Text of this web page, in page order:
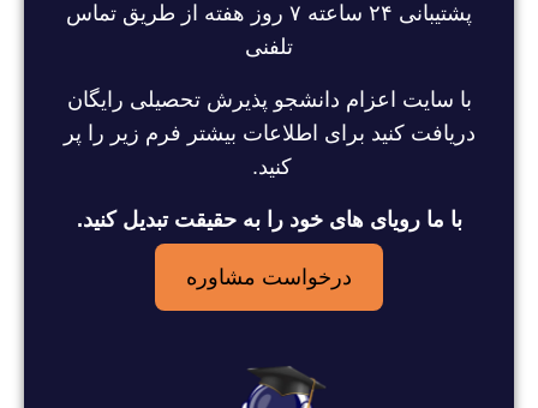
پشتیبانی ۲۴ ساعته ۷ روز هفته از طریق تماس
تلفنی
با سایت اعزام دانشجو پذیرش تحصیلی رایگان
دریافت کنید برای اطلاعات بیشتر فرم زیر را پر
کنید.
با ما رویای های خود را به حقیقت تبدیل کنید.
درخواست مشاوره